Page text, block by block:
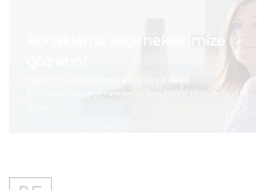
Konaklama seçeneklerimize
konaklama seçeneklerinden birini tercin